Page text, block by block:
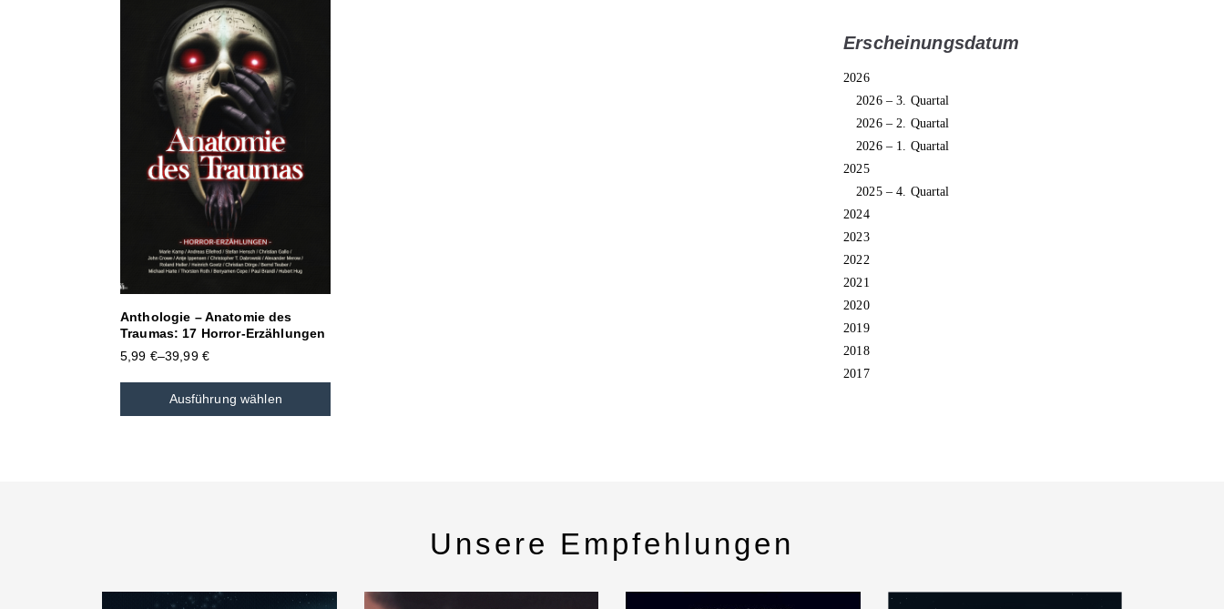
Anthologie – Anatomie des
Traumas: 17 Horror-Erzählungen
5,99 €–39,99 €
Ausführung wählen
Erscheinungsdatum
2026
2026 – 3. Quartal
2026 – 2. Quartal
2026 – 1. Quartal
2025
2025 – 4. Quartal
2024
2023
2022
2021
2020
2019
2018
2017
Unsere Empfehlungen